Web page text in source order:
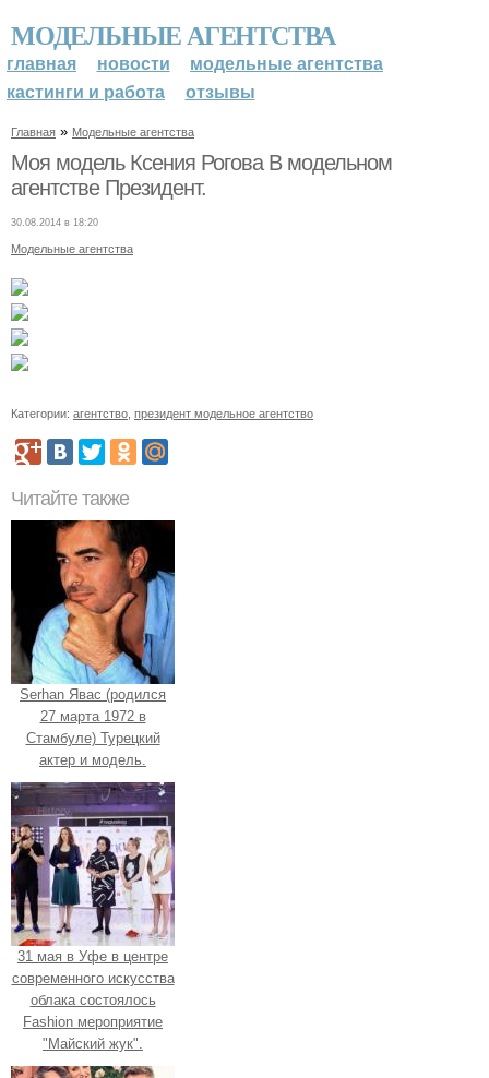
МОДЕЛЬНЫЕ АГЕНТСТВА
главная новости
модельные агентства
кастинги и работа
отзывы
Главная » Модельные агентства
Моя модель Ксения Рогова В модельном
агентстве Президент.
30.08.2014 в 18:20
Модельные агентства
Категории: агентство президент модельное агентство
Читайте также
Serhan Явас (родился
27 марта 1972 в
Стамбуле) Турецкий
актер и модель.
31 мая в Уфе в центре
современного искусства
облака состоялось
Fashion мероприятие
"Майский жук".